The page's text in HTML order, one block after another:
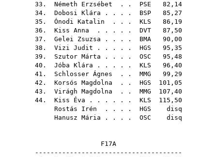
33. Németh Erzsébet . . PSE 82,14
34. Dobosi Klára . . . . BSP 85,27
35. Ónodi Katalin . . . KLS 86,19
36. Kiss Anna . . . . . DVT 87,50
37. Gelei Zsuzsa . . . . BMA 90,00
38. Vizi Judit . . . . . HGS 95,35
39. Szutor Márta . . . . OSC 95,48
40. Jóba Klára . . . . . KLS 96,40
41. Schlosser Ágnes . . MMG 99,29
42. Korsós Magdolna . . HGS 101,05
43. Virágh Magdolna . . MMG 107,40
44. Kiss Éva . . . . . . KLS 115,50
Rostás Irén . . . . HGS disq
Hanusz Mária . . . . OSC disq
F17A
--------------------------------------